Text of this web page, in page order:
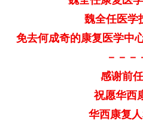
魏全任医学
免去何成奇的康复医学中
－－
感谢前
祝愿华西
华西康复